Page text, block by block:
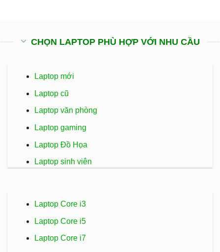
CHỌN LAPTOP PHÙ HỢP VỚI NHU CẦU
Laptop mới
Laptop cũ
Laptop văn phòng
Laptop gaming
Laptop Đồ Họa
Laptop sinh viên
Laptop Core i3
Laptop Core i5
Laptop Core i7